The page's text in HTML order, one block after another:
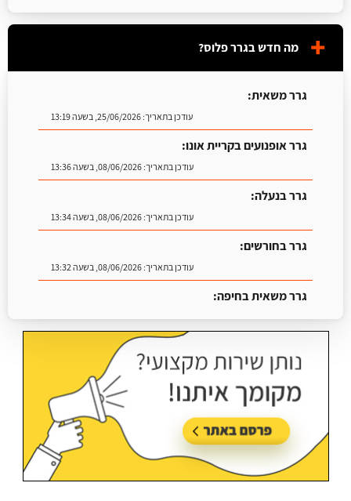
מה חדש בגרר פלוס?
גרר משאית:
עודכן בתאריך:25/06/2026, בשעה 13:19
גרר אופנועים בקריית אונו:
עודכן בתאריך:08/06/2026, בשעה 13:36
גרר בנעלה:
עודכן בתאריך:08/06/2026, בשעה 13:34
גרר בחורשים:
עודכן בתאריך:08/06/2026, בשעה 13:32
גרר משאית בחיפה:
עודכן בתאריך:25/06/2026, בשעה 13:25